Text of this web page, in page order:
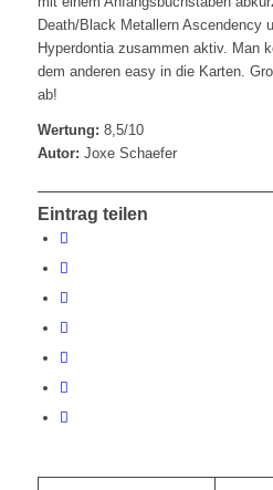
Death/Black Metallern Ascendency
Hyperdontia zusammen aktiv. Man
dem anderen easy in die Karten.
ab!
Wertung: 8,5/10
Autor: Joxe Schaefer
Eintrag teilen